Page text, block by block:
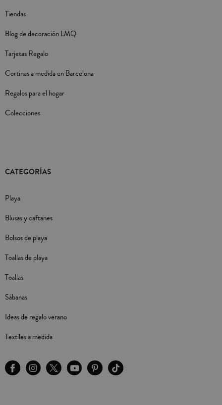
Tiendas
Blog de decoración LMQ
Tarjetas Regalo
Cortinas a medida en Barcelona
Regalos para el hogar
Colecciones
CATEGORÍAS
Playa
Blusas y caftanes
Bolsos de playa
Toallas de playa
Toallas
Sábanas
Ideas de regalo verano
Textiles a medida